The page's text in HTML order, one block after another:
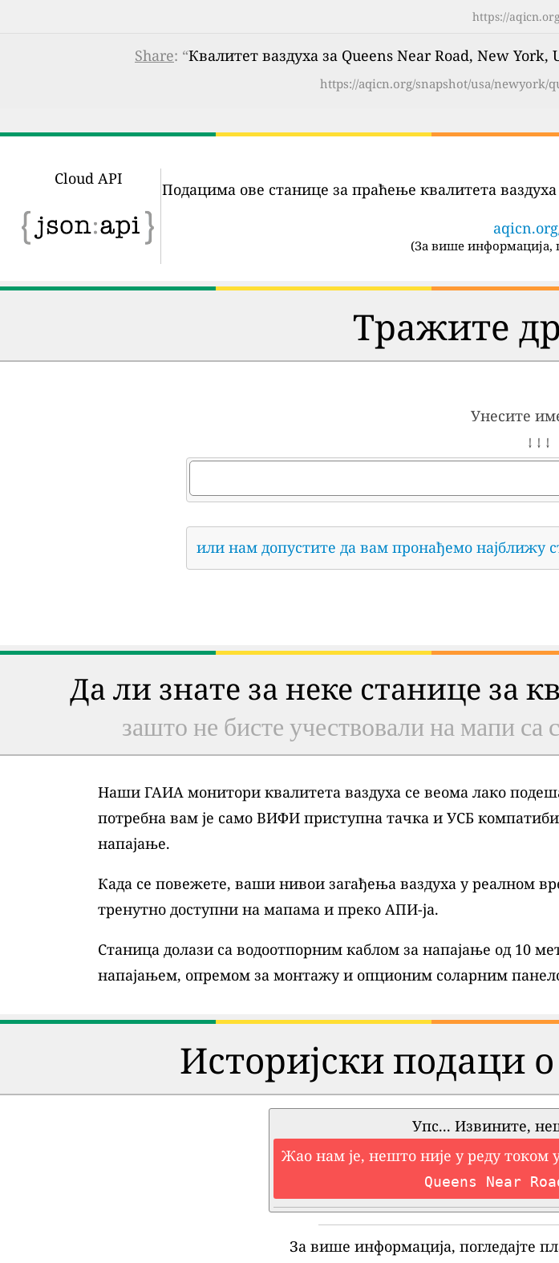
https://
Share: “Квалитет ваздуха за Queens Near Road, New York,
https://aqicn.org/snapshot/usa/newyork/
Cloud API
Подацима ове станице за праћење квалитета
(За више информација,
Тражите
Унесите
↓ ↓ ↓
или нам допустите да вам пронађемо најближу
Да ли знате за неке станице за
зашто не бисте учествовали на мапи са
Наши ГАИА монитори квалитета ваздуха се веома лако
потребна вам је само ВИФИ приступна тачка и УСБ
напајање.
Када се повежете, ваши нивои загађења ваздуха у реалном
тренутно доступни на мапама и преко АПИ-ја.
Станица долази са водоотпорним каблом за напајање од 10
напајањем, опремом за монтажу и опционим соларним
Историјски подаци
Упс... Извините,
Жао нам је, нешто није у реду током
Queens Near
За више информација, погледајте